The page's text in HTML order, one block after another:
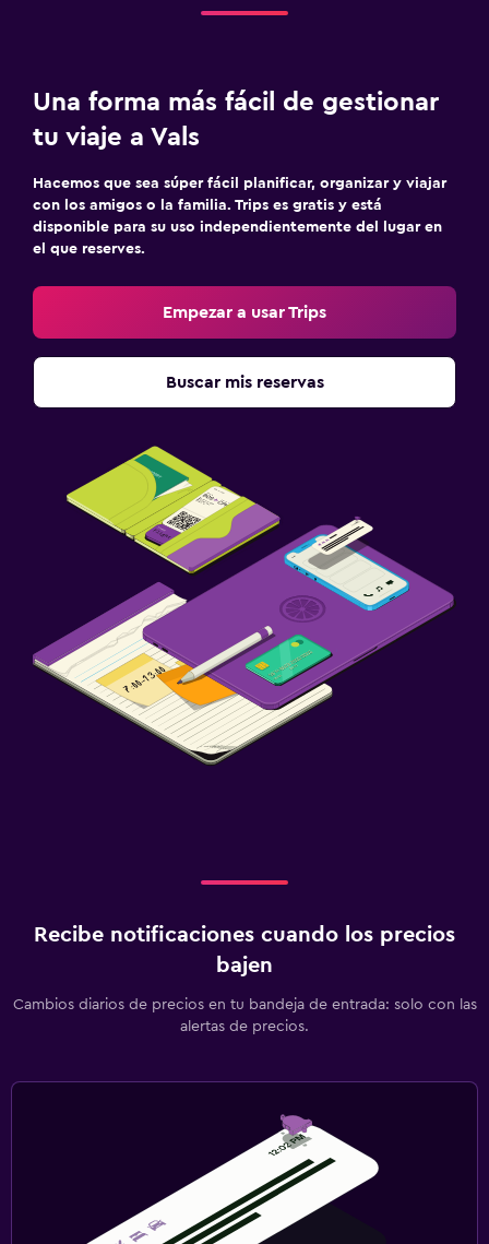
Una forma más fácil de gestionar
tu viaje a Vals
Hacemos que sea súper fácil planificar, organizar y viajar
con los amigos o la familia. Trips es gratis y está
disponible para su uso independientemente del lugar en
el que reserves.
Empezar a usar Trips
Buscar mis reservas
Recibe notificaciones cuando los precios
bajen
Cambios diarios de precios en tu bandeja de entrada: solo con las
alertas de precios.